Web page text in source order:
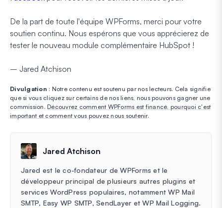
De la part de toute l'équipe WPForms, merci pour votre
soutien continu. Nous espérons que vous apprécierez de
tester le nouveau module complémentaire HubSpot !
– Jared Atchison
Divulgation : Notre contenu est soutenu par nos lecteurs. Cela signifie
que si vous cliquez sur certains de nos liens, nous pouvons gagner une
commission. Découvrez comment WPForms est financé, pourquoi c'est
important et comment vous pouvez nous soutenir.
Jared Atchison
Jared est le co-fondateur de WPForms et le
développeur principal de plusieurs autres plugins et
services WordPress populaires, notamment WP Mail
SMTP, Easy WP SMTP, SendLayer et WP Mail Logging.